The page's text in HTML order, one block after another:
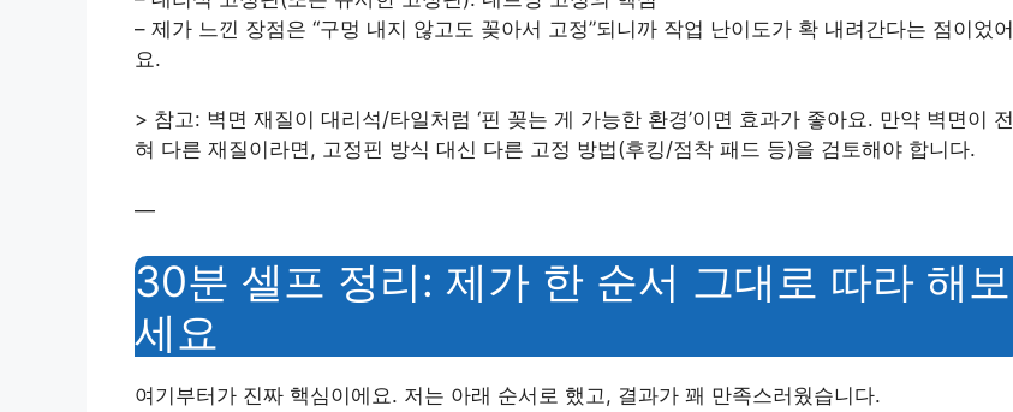
– 제가 느낀 장점은 “구멍 내지 않고도 꽂아서 고정”되니까 작업 난이도가 확 내려간다는 점이었어
요.
> 참고: 벽면 재질이 대리석/타일처럼 ‘핀 꽂는 게 가능한 환경’이면 효과가 좋아요. 만약 벽면이 전
혀 다른 재질이라면, 고정핀 방식 대신 다른 고정 방법(후킹/점착 패드 등)을 검토해야 합니다.
—
30분 셀프 정리: 제가 한 순서 그대로 따라 해보
세요
여기부터가 진짜 핵심이에요. 저는 아래 순서로 했고, 결과가 꽤 만족스러웠습니다.